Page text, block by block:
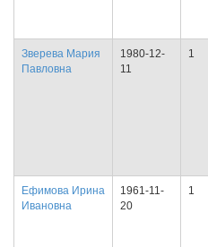
Зверева Мария
Павловна
1980-12-
11
1
Ефимова Ирина
Ивановна
1961-11-
20
1